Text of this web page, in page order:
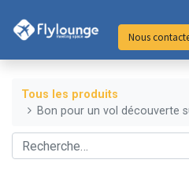
Nous
Tous les produits
Bon pour un vol découverte